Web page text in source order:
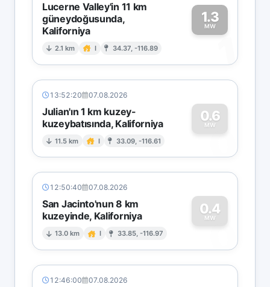
Lucerne Valley'in 11 km
güneydoğusunda,
Kaliforniya
2.1 km I 34.37, -116.89
1.3
MW
1
13:52:20 07.08.2026
Julian'ın 1 km kuzey-
kuzeybatısında, Kaliforniya
11.5 km I 33.09, -116.61
0.6
MW
0
12:50:40 07.08.2026
San Jacinto'nun 8 km
kuzeyinde, Kaliforniya
13.0 km I 33.85, -116.97
0.4
MW
0
12:46:00 07.08.2026